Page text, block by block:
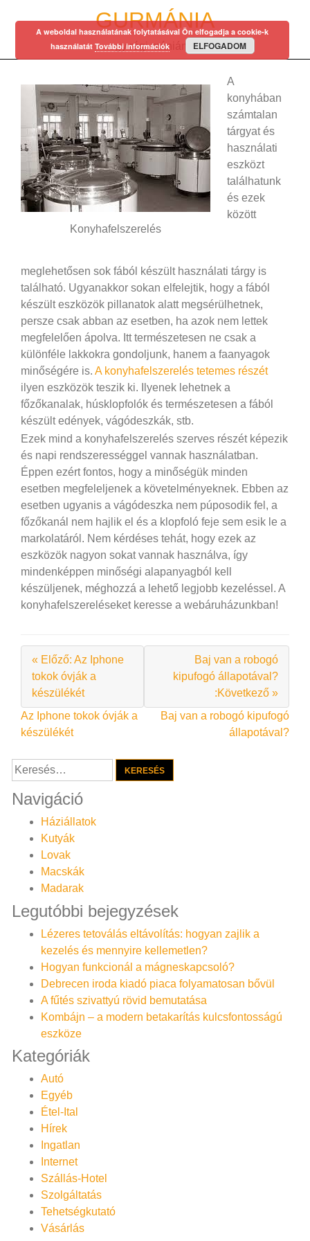
GURMÁNIA
egy régi mániám…
Konyhafelszerelés
A
konyhában
számtalan
tárgyat és
használati
eszközt
találhatunk
és ezek
között
meglehetősen sok fából készült használati tárgy is
található. Ugyanakkor sokan elfelejtik, hogy a fából
készült eszközök pillanatok alatt megsérülhetnek,
persze csak abban az esetben, ha azok nem lettek
megfelelően ápolva. Itt természetesen ne csak a
különféle lakkokra gondoljunk, hanem a faanyagok
minőségére is. A konyhafelszerelés tetemes részét
ilyen eszközök teszik ki. Ilyenek lehetnek a
főzőkanalak, húsklopfolók és természetesen a fából
készült edények, vágódeszkák, stb.
Ezek mind a konyhafelszerelés szerves részét képezik
és napi rendszerességgel vannak használatban.
Éppen ezért fontos, hogy a minőségük minden
esetben megfeleljenek a követelményeknek. Ebben az
esetben ugyanis a vágódeszka nem púposodik fel, a
főzőkanál nem hajlik el és a klopfoló feje sem esik le a
markolatáról. Nem kérdéses tehát, hogy ezek az
eszközök nagyon sokat vannak használva, így
mindenképpen minőségi alapanyagból kell
készüljenek, méghozzá a lehető legjobb kezeléssel. A
konyhafelszereléseket keresse a webáruházunkban!
« Előző: Az Iphone
tokok óvják a
készülékét
Baj van a robogó
kipufogó állapotával?
:Következő »
Bejegyzés
navigáció
Az Iphone tokok óvják a
készülékét
Baj van a robogó kipufogó
állapotával?
Keresés:
Navigáció
Háziállatok
Kutyák
Lovak
Macskák
Madarak
Legutóbbi bejegyzések
Lézeres tetoválás eltávolítás: hogyan zajlik a
kezelés és mennyire kellemetlen?
Hogyan funkcionál a mágneskapcsoló?
Debrecen iroda kiadó piaca folyamatosan bővül
A fűtés szivattyú rövid bemutatása
Kombájn – a modern betakarítás kulcsfontosságú
eszköze
Kategóriák
Autó
Egyéb
Étel-Ital
Hírek
Ingatlan
Internet
Szállás-Hotel
Szolgáltatás
Tehetségkutató
Vásárlás
A weboldal használatának folytatásával Ön elfogadja a cookie-k
használatát További információk ELFOGADOM